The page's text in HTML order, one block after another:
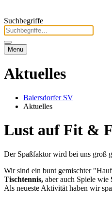
Suchbegriffe
Menu
Aktuelles
Baiersdorfer SV
Aktuelles
Lust auf Fit &
Der Spaßfaktor wird bei uns groß
Wir sind ein bunt gemischter
Tischtennis, aber auch Spiele wie
Als neueste Aktivität haben wir